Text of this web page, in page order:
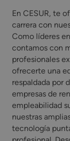
En CESUR, te
carrera con
Como líderes
contamos con
profesionales
ofrecerte una
respaldada por
empresas de
empleabilidad
nuestras
tecnología